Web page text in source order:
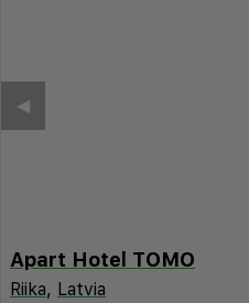
◀︎
Apart Hotel TOMO
Riika, Latvia